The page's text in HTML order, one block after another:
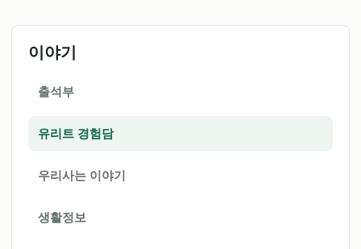
이야기
출석부
유리트 경험담
우리사는 이야기
생활정보